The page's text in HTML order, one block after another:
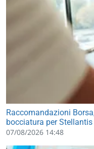
Raccomandazioni
bocciatura per Stellantis
07/08/2026 14:48